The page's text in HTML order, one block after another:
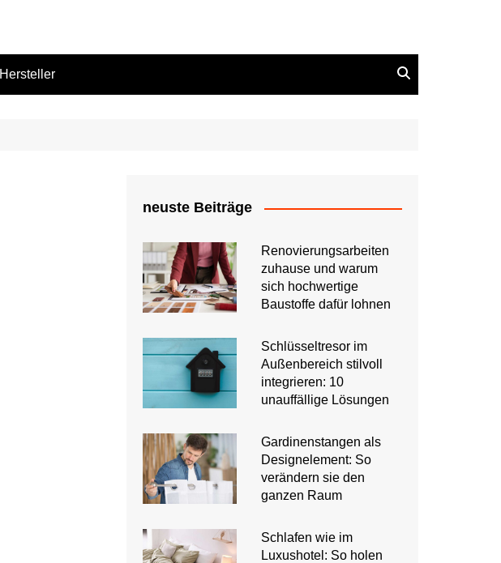
Hersteller
neuste Beiträge
Renovierungsarbeiten
zuhause und warum
sich hochwertige
Baustoffe dafür lohnen
Schlüsseltresor im
Außenbereich stilvoll
integrieren: 10
unauffällige Lösungen
Gardinenstangen als
Designelement: So
verändern sie den
ganzen Raum
Schlafen wie im
Luxushotel: So holen